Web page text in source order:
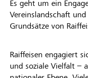
Es geht um ein
Vereinslandschaft
Grundsätze von
Raiffeisen engagiert
und soziale Vielfalt –